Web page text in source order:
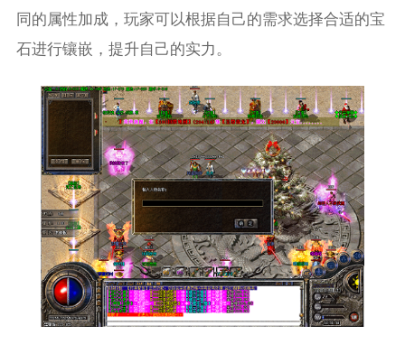
同的属性加成，玩家可以根据自己的需求选择合适的宝
石进行镶嵌，提升自己的实力。